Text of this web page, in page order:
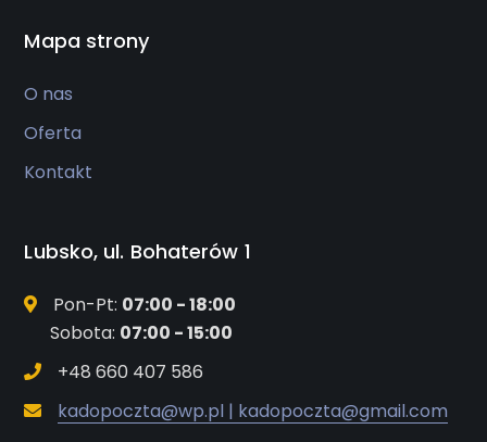
Mapa strony
O nas
Oferta
Kontakt
Lubsko, ul. Bohaterów 1
Pon-Pt: 07:00 - 18:00
Sobota: 07:00 - 15:00
+48 660 407 586
kadopoczta@wp.pl | kadopoczta@gmail.com